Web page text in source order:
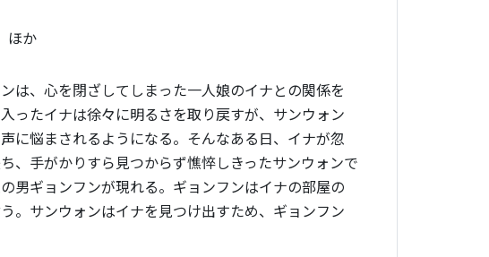
ほか
は、心を閉ざしてしまった一人娘のイナとの関係を
ったイナは徐々に明るさを取り戻すが、サンウォン
に悩まされるようになる。そんなある日、イナが忽
、手がかりすら見つからず憔悴しきったサンウォンで
男ギョンフンが現れる。ギョンフンはイナの部屋の
。サンウォンはイナを見つけ出すため、ギョンフン